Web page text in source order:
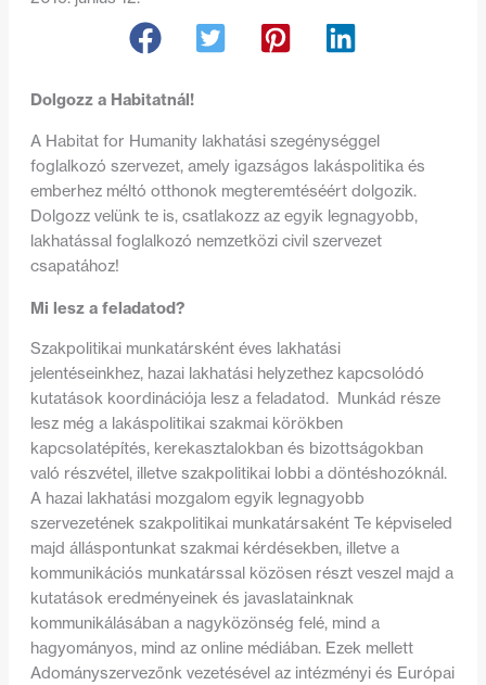
Dolgozz a Habitatnál!
A Habitat for Humanity lakhatási szegénységgel
foglalkozó szervezet, amely igazságos lakáspolitika és
emberhez méltó otthonok megteremtéséért dolgozik.
Dolgozz velünk te is, csatlakozz az egyik legnagyobb,
lakhatással foglalkozó nemzetközi civil szervezet
csapatához!
Mi lesz a feladatod?
Szakpolitikai munkatársként éves lakhatási
jelentéseinkhez, hazai lakhatási helyzethez kapcsolódó
kutatások koordinációja lesz a feladatod. Munkád része
lesz még a lakáspolitikai szakmai körökben
kapcsolatépítés, kerekasztalokban és bizottságokban
való részvétel, illetve szakpolitikai lobbi a döntéshozóknál.
A hazai lakhatási mozgalom egyik legnagyobb
szervezetének szakpolitikai munkatársaként Te képviseled
majd álláspontunkat szakmai kérdésekben, illetve a
kommunikációs munkatárssal közösen részt veszel majd a
kutatások eredményeinek és javaslatainknak
kommunikálásában a nagyközönség felé, mind a
hagyományos, mind az online médiában. Ezek mellett
Adományszervezőnk vezetésével az intézményi és Európai